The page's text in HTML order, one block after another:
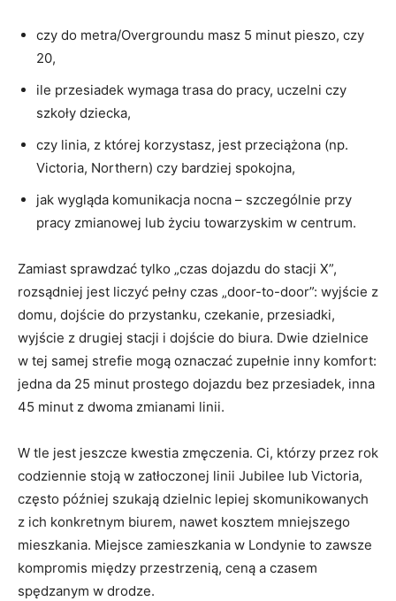
czy do metra/Overgroundu masz 5 minut pieszo, czy
20,
ile przesiadek wymaga trasa do pracy, uczelni czy
szkoły dziecka,
czy linia, z której korzystasz, jest przeciążona (np.
Victoria, Northern) czy bardziej spokojna,
jak wygląda komunikacja nocna – szczególnie przy
pracy zmianowej lub życiu towarzyskim w centrum.
Zamiast sprawdzać tylko „czas dojazdu do stacji X”,
rozsądniej jest liczyć pełny czas „door-to-door”: wyjście z
domu, dojście do przystanku, czekanie, przesiadki,
wyjście z drugiej stacji i dojście do biura. Dwie dzielnice
w tej samej strefie mogą oznaczać zupełnie inny komfort:
jedna da 25 minut prostego dojazdu bez przesiadek, inna
45 minut z dwoma zmianami linii.
W tle jest jeszcze kwestia zmęczenia. Ci, którzy przez rok
codziennie stoją w zatłoczonej linii Jubilee lub Victoria,
często później szukają dzielnic lepiej skomunikowanych
z ich konkretnym biurem, nawet kosztem mniejszego
mieszkania. Miejsce zamieszkania w Londynie to zawsze
kompromis między przestrzenią, ceną a czasem
spędzanym w drodze.